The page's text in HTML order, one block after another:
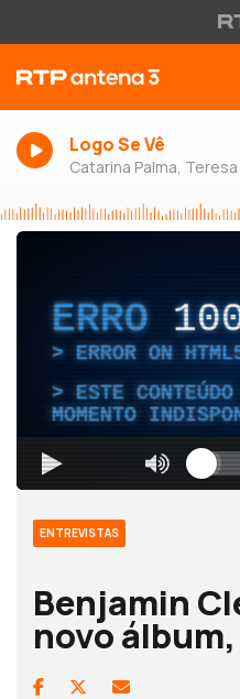
Logo Se Vê
Catarina Palma,
ERRO
ERROR ON
ESTE
MOMENTO
ENTREVISTAS
Benjamin
novo